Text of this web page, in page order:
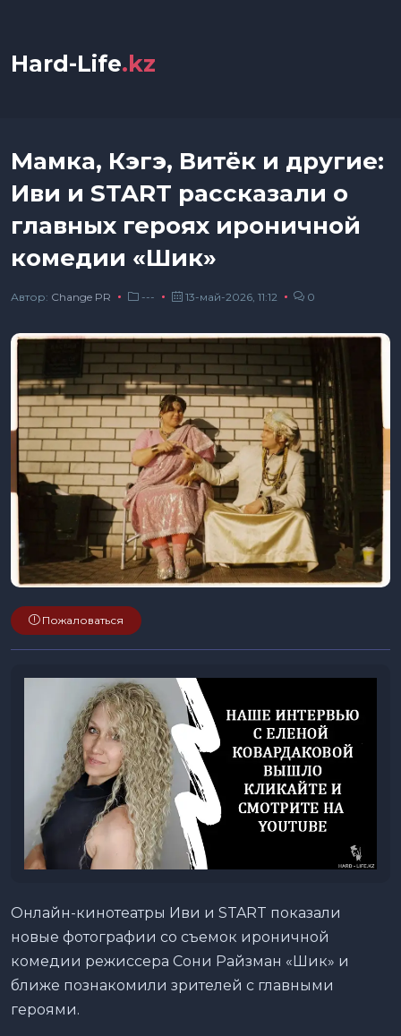
Hard-Life.kz
Мамка, Кэгэ, Витёк и другие:
Иви и START рассказали о
главных героях ироничной
комедии «Шик»
Автор: Сhange PR --- 13-май-2026, 11:12 0
Пожаловаться
Онлайн-кинотеатры Иви и START показали
новые фотографии со съемок ироничной
комедии режиссера Сони Райзман «Шик» и
ближе познакомили зрителей с главными
героями.